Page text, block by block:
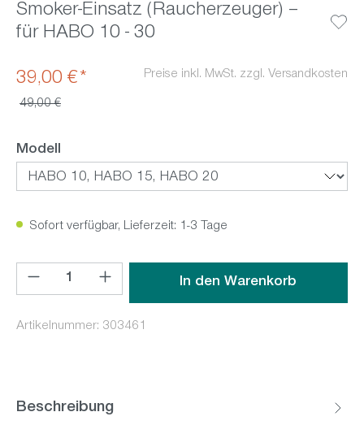
Smoker-Einsatz (Raucherzeuger) –
für HABO 10 - 30
39,00 €*
Regulärer Preis:
49,00 €
Preise inkl. MwSt. zzgl. Versandkosten
Modell
Sofort verfügbar, Lieferzeit: 1-3 Tage
Produkt Anzahl: Gib den gewünschten Wert ein oder
In den Warenkorb
Artikelnummer: 303461
Beschreibung